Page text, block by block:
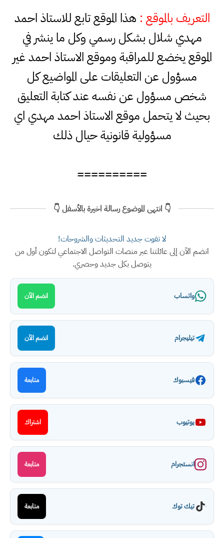
التعريف بالموقع : هذا الموقع تابع للاستاذ احمد
مهدي شلال بشكل رسمي وكل ما ينشر في
الموقع يخضع للمراقبة وموقع الاستاذ احمد غير
مسؤول عن التعليقات على المواضيع كل
شخص مسؤول عن نفسه عند كتابة التعليق
بحيث لا يتحمل موقع الاستاذ احمد مهدي اي
مسؤولية قانونية حيال ذلك
==========
👇 انتهى الموضوع رسالة اخيرة بالأسفل 👇
لا تفوت جديد التحديثات والشروحات!
انضم الآن إلى عائلتنا عبر منصات التواصل الاجتماعي لتكون أول من
يتوصل بكل جديد وحصري.
واتساب انضم الآن
تيليجرام انضم الآن
فيسبوك متابعة
يوتيوب اشتراك
انستجرام متابعة
تيك توك متابعة